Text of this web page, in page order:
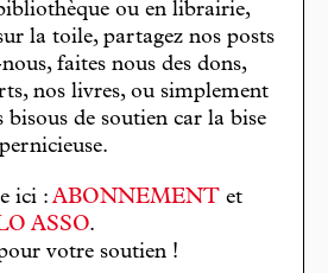
ou en librairie,
la toile, partagez nos posts
faites nous des dons,
nos livres, ou simplement
bisous de soutien car la bise
ici : ABONNEMENT et
ASSO.
votre soutien !